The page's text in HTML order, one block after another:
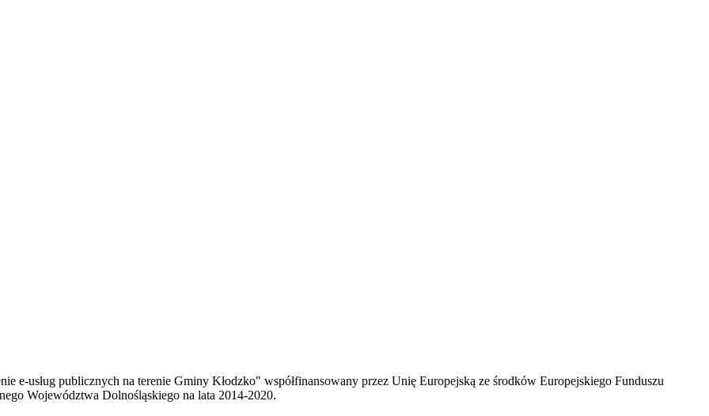
e-usług publicznych na terenie Gminy Kłodzko" współfinansowany przez Unię Europejską ze środków Europejskiego Funduszu
Województwa Dolnośląskiego na lata 2014-2020.